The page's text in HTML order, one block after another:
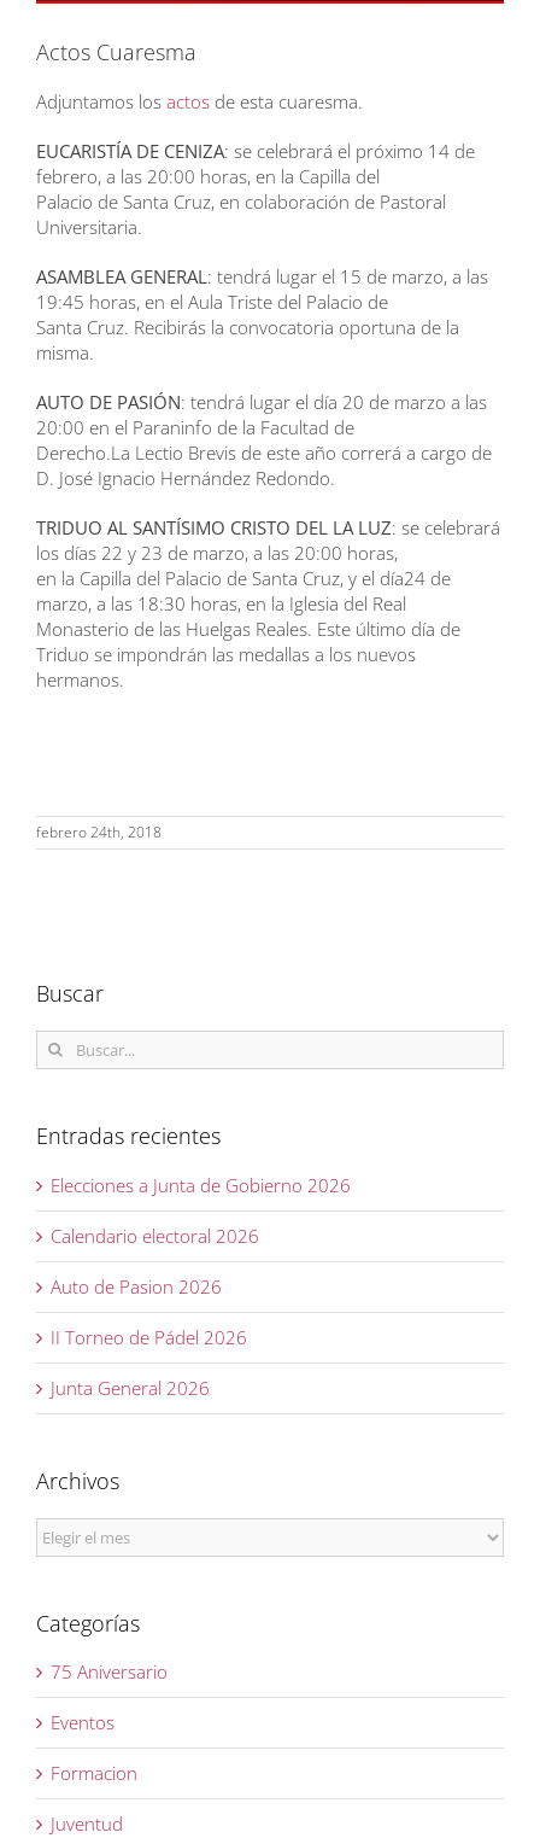
Actos Cuaresma
Adjuntamos los actos de esta cuaresma.
EUCARISTÍA DE CENIZA: se celebrará el próximo 14 de
febrero, a las 20:00 horas, en la Capilla del
Palacio de Santa Cruz, en colaboración de Pastoral
Universitaria.
ASAMBLEA GENERAL: tendrá lugar el 15 de marzo, a las
19:45 horas, en el Aula Triste del Palacio de
Santa Cruz. Recibirás la convocatoria oportuna de la
misma.
AUTO DE PASIÓN: tendrá lugar el día 20 de marzo a las
20:00 en el Paraninfo de la Facultad de
Derecho.La Lectio Brevis de este año correrá a cargo de
D. José Ignacio Hernández Redondo.
TRIDUO AL SANTÍSIMO CRISTO DEL LA LUZ: se celebrará
los días 22 y 23 de marzo, a las 20:00 horas,
en la Capilla del Palacio de Santa Cruz, y el día24 de
marzo, a las 18:30 horas, en la Iglesia del Real
Monasterio de las Huelgas Reales. Este último día de
Triduo se impondrán las medallas a los nuevos
hermanos.
febrero 24th, 2018
Buscar
Buscar:
Entradas recientes
Elecciones a Junta de Gobierno 2026
Calendario electoral 2026
Auto de Pasion 2026
II Torneo de Pádel 2026
Junta General 2026
Archivos
Archivos
Categorías
75 Aniversario
Eventos
Formacion
Juventud